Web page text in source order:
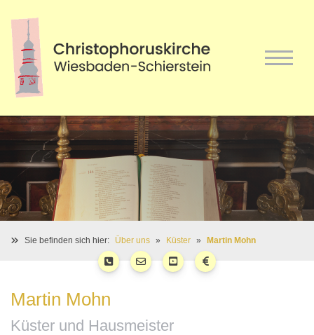
Sie befinden sich hier: Über uns Küster Martin Mohn
Martin Mohn
Küster und Hausmeister